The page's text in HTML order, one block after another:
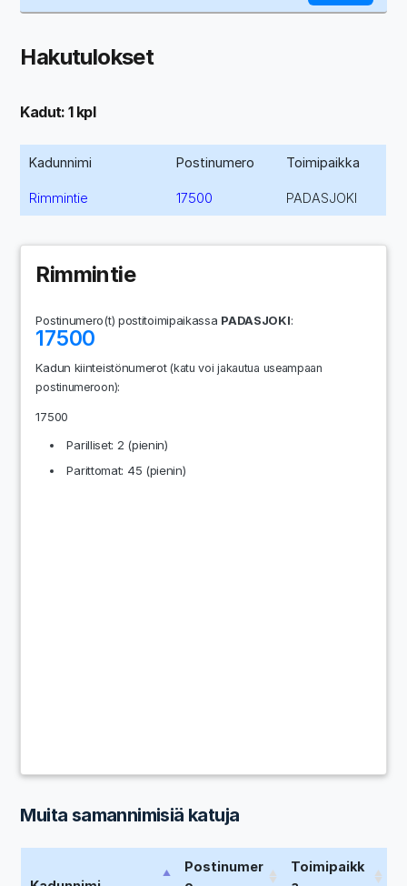
Hakutulokset
Kadut: 1 kpl
Kadunnimi Postinumero Toimipaikka
Rimmintie 17500 PADASJOKI
Rimmintie
Postinumero(t) postitoimipaikassa PADASJOKI:
17500
Kadun kiinteistönumerot(katu voi jakautua useampaan
postinumeroon):
17500
Parilliset: 2 (pienin)
Parittomat: 45 (pienin)
Muita samannimisiä katuja
Postinumer
Toimipaikk